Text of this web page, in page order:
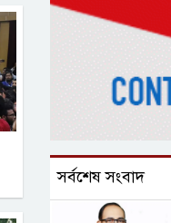
সর্বশেষ সংবাদ